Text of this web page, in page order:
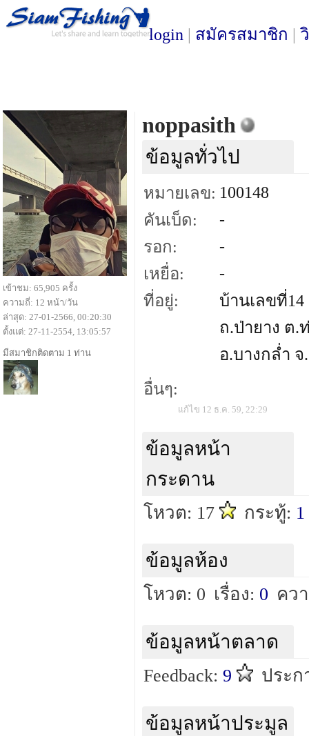
login | สมัครสมาชิก |
noppasith
ข้อมูลทั่วไป
หมายเลข: 100148
คันเบ็ด:
-
รอก:
-
เหยื่อ:
-
ที่อยู่:
บ้านเลขที่
ถ.ป่ายาง ต.
อ.บางกล่ำ จ
อื่นๆ:
แก้ไข 12 ธ.ค. 59, 22:29
ข้อมูลหน้า
กระดาน
โหวต: 17 กระทู้: 1
ข้อมูลห้อง
โหวต: 0 เรื่อง: 0 คว
ข้อมูลหน้าตลาด
Feedback: 9 ประก
ข้อมูลหน้าประมูล
เข้าชม: 65,905 ครั้ง
ความถี่: 12 หน้า/วัน
ล่าสุด: 27-01-2566, 00:20:30
ตั้งแต่: 27-11-2554, 13:05:57
มีสมาชิกติดตาม 1 ท่าน